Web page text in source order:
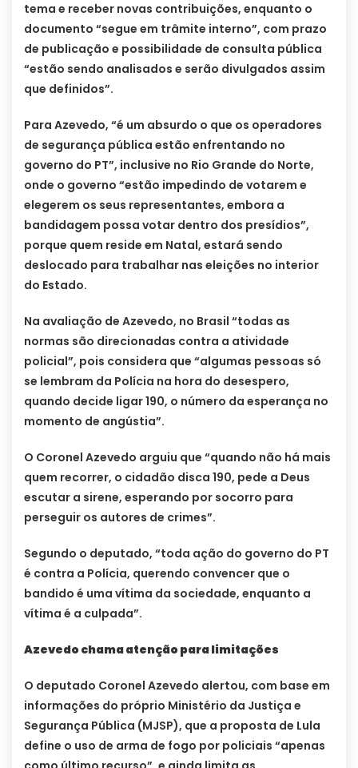
tema e receber novas contribuições, enquanto o
documento “segue em trâmite interno”, com prazo
de publicação e possibilidade de consulta pública
“estão sendo analisados e serão divulgados assim
que definidos”.
Para Azevedo, “é um absurdo o que os operadores
de segurança pública estão enfrentando no
governo do PT”, inclusive no Rio Grande do Norte,
onde o governo “estão impedindo de votarem e
elegerem os seus representantes, embora a
bandidagem possa votar dentro dos presídios”,
porque quem reside em Natal, estará sendo
deslocado para trabalhar nas eleições no interior
do Estado.
Na avaliação de Azevedo, no Brasil “todas as
normas são direcionadas contra a atividade
policial”, pois considera que “algumas pessoas só
se lembram da Polícia na hora do desespero,
quando decide ligar 190, o número da esperança no
momento de angústia”.
O Coronel Azevedo arguiu que “quando não há mais
quem recorrer, o cidadão disca 190, pede a Deus
escutar a sirene, esperando por socorro para
perseguir os autores de crimes”.
Segundo o deputado, “toda ação do governo do PT
é contra a Polícia, querendo convencer que o
bandido é uma vítima da sociedade, enquanto a
vítima é a culpada”.
Azevedo chama atenção para limitações
O deputado Coronel Azevedo alertou, com base em
informações do próprio Ministério da Justiça e
Segurança Pública (MJSP), que a proposta de Lula
define o uso de arma de fogo por policiais “apenas